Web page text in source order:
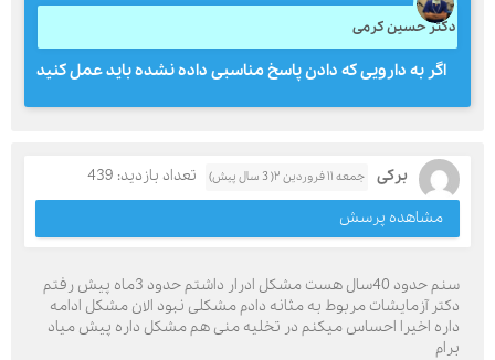
دکتر حسین کرمی
اگر به دارویی که دادن پاسخ مناسبی داده نشده باید عمل کنید
برکی جمعه ۱۱ فروردین ۲( 3 سال پیش)
تعداد بازدید: 439
مشاهده پرسش
سنم حدود 40سال هست مشکل ادرار داشتم حدود 3ماه پیش رفتم
دکتر آزمایشات مربوط به مثانه دادم مشکلی نبود الان مشکل ادامه
داره اخیرا احساس میکنم در تخلیه منی هم مشکل داره پیش میاد
برام